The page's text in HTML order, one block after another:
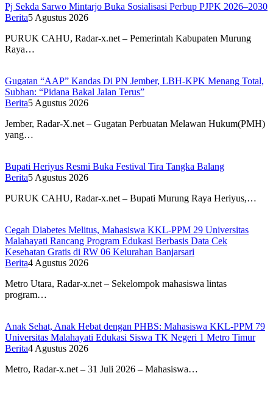
Pj Sekda Sarwo Mintarjo Buka Sosialisasi Perbup PJPK 2026–2030
Berita5 Agustus 2026
PURUK CAHU, Radar-x.net – Pemerintah Kabupaten Murung
Raya…
Gugatan “AAP” Kandas Di PN Jember, LBH-KPK Menang Total,
Subhan: “Pidana Bakal Jalan Terus”
Berita5 Agustus 2026
Jember, Radar-X.net – Gugatan Perbuatan Melawan Hukum(PMH)
yang…
Bupati Heriyus Resmi Buka Festival Tira Tangka Balang
Berita5 Agustus 2026
PURUK CAHU, Radar-x.net – Bupati Murung Raya Heriyus,…
Cegah Diabetes Melitus, Mahasiswa KKL-PPM 29 Universitas
Malahayati Rancang Program Edukasi Berbasis Data Cek
Kesehatan Gratis di RW 06 Kelurahan Banjarsari
Berita4 Agustus 2026
Metro Utara, Radar-x.net – Sekelompok mahasiswa lintas
program…
Anak Sehat, Anak Hebat dengan PHBS: Mahasiswa KKL-PPM 79
Universitas Malahayati Edukasi Siswa TK Negeri 1 Metro Timur
Berita4 Agustus 2026
Metro, Radar-x.net – 31 Juli 2026 – Mahasiswa…